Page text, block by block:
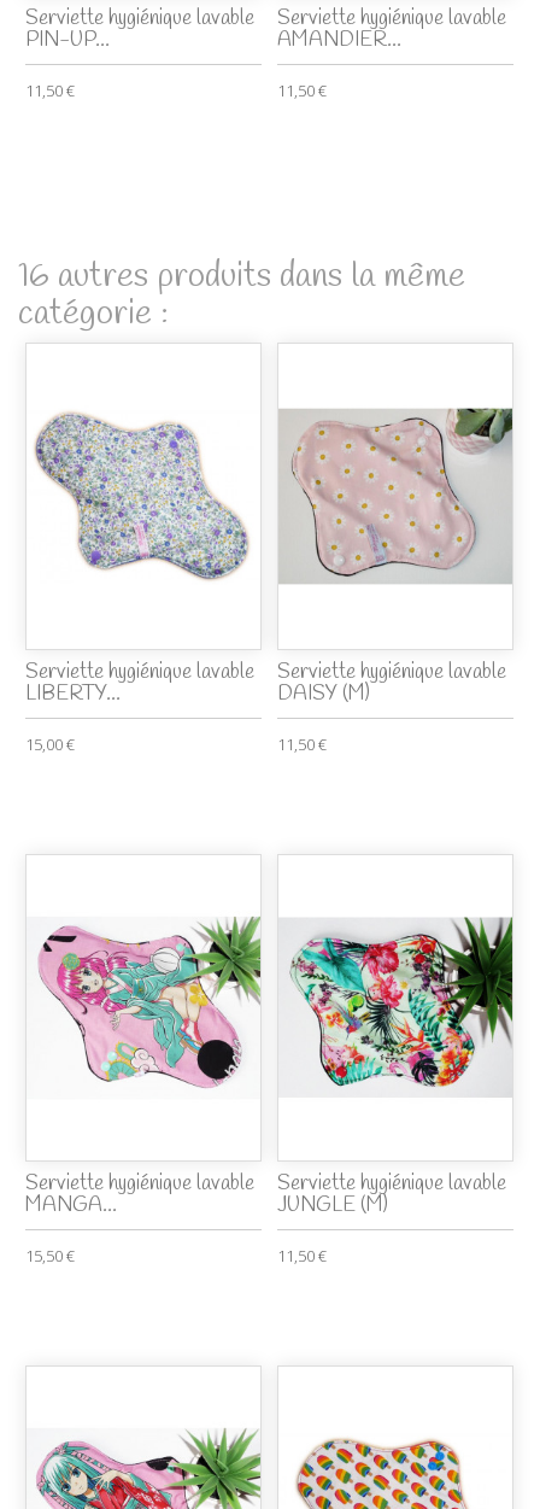
Serviette hygiénique lavable
PIN-UP...
11,50 €
Serviette hygiénique lavable
AMANDIER...
11,50 €
16 autres produits dans la même
catégorie :
Serviette hygiénique lavable
LIBERTY...
15,00 €
Serviette hygiénique lavable
DAISY (M)
11,50 €
Serviette hygiénique lavable
MANGA...
15,50 €
Serviette hygiénique lavable
JUNGLE (M)
11,50 €